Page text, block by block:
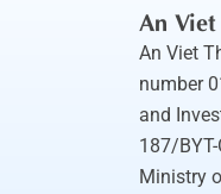
An
An Viet
number
and
187/
Ministry